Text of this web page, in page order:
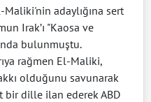
Maliki'nin adaylığına sert
Irak’ı "Kaosa ve
bulunmuştu.
rağmen El-Maliki,
olduğunu savunarak
bir dille ilan ederek ABD